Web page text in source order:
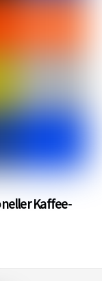
Kaffee-